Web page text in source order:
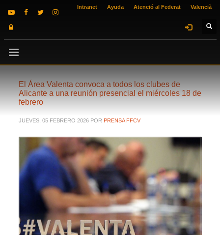
Intranet Ayuda Atenció al Federat Valencià
El Área Valenta convoca a todos los clubes de
Alicante a una reunión presencial el miércoles 18 de
febrero
JUEVES, 05 FEBRERO 2026 POR PRENSA FFCV